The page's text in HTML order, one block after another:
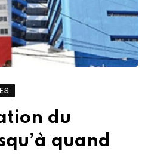
du
quand